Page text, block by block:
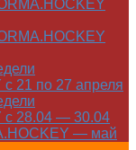
21 по 27 апреля
с 28.04 — 30.04
— май